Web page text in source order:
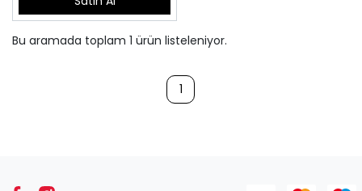
Bu aramada toplam 1 ürün listeleniyor.
1